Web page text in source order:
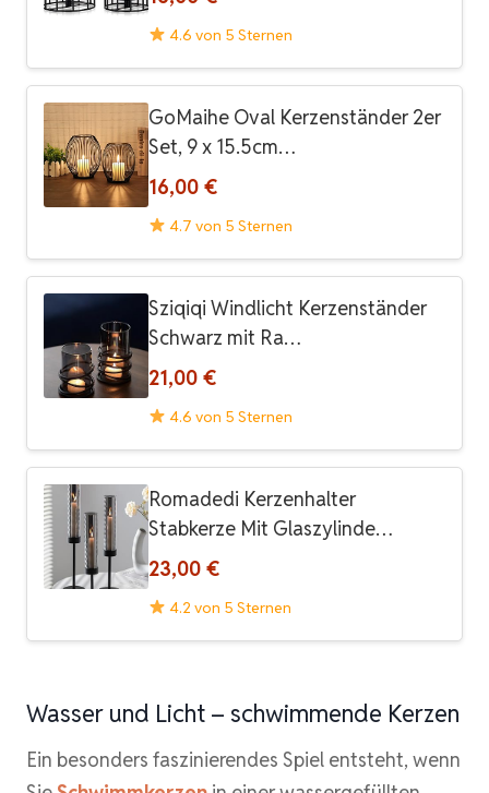
4.6 von 5 Sternen
GoMaihe Oval Kerzenständer 2er
Set, 9 x 15.5cm…
16,00 €
4.7 von 5 Sternen
Sziqiqi Windlicht Kerzenständer
Schwarz mit Ra…
21,00 €
4.6 von 5 Sternen
Romadedi Kerzenhalter
Stabkerze Mit Glaszylinde…
23,00 €
4.2 von 5 Sternen
Wasser und Licht – schwimmende Kerzen
Ein besonders faszinierendes Spiel entsteht, wenn